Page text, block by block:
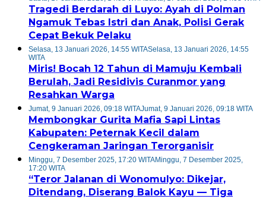
Tragedi Berdarah di Luyo: Ayah di Polman
Ngamuk Tebas Istri dan Anak, Polisi Gerak
Cepat Bekuk Pelaku
Selasa, 13 Januari 2026, 14:55 WITASelasa, 13 Januari 2026, 14:55
WITA
Miris! Bocah 12 Tahun di Mamuju Kembali
Berulah, Jadi Residivis Curanmor yang
Resahkan Warga
Jumat, 9 Januari 2026, 09:18 WITAJumat, 9 Januari 2026, 09:18 WITA
Membongkar Gurita Mafia Sapi Lintas
Kabupaten: Peternak Kecil dalam
Cengkeraman Jaringan Terorganisir
Minggu, 7 Desember 2025, 17:20 WITAMinggu, 7 Desember 2025,
17:20 WITA
“Teror Jalanan di Wonomulyo: Dikejar,
Ditendang, Diserang Balok Kayu — Tiga